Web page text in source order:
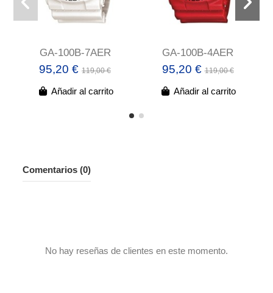
GA-100B-7AER
95,20 €119,00 €
Añadir al carrito
GA-100B-4AER
95,20 €119,00 €
Añadir al carrito
Comentarios (0)
No hay reseñas de clientes en este momento.